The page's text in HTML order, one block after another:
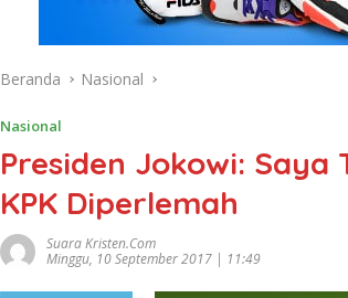
Beranda Nasional
Nasional
Presiden Jokowi:
KPK Diperlemah
Suara Kristen.com
Minggu, 10 September 2017 | 11:49